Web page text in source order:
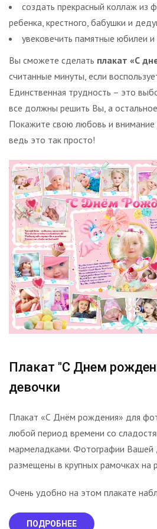
создать прекрасный коллаж из
ребенка, крестного, бабушки и
увековечить памятные юбилеи и
Вы сможете сделать плакат «С
считанные минуты, если
Единственная трудность – это
все должны решить Вы, а
Покажите свою любовь и внимание
ведь это так просто!
Плакат "С Днем
девочки
Плакат «С Днём рождения» для
любой период времени со
мармеладками. Фотографии Вашей
размещены в крупных рамочках на
Очень удобно на этом плакате
ПОДРОБНЕЕ